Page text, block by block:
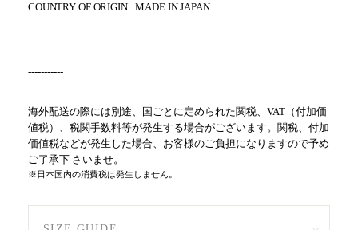
COUNTRY OF ORIGIN : MADE IN JAPAN
-----------
海外配送の際には別途、国ごとに定められた関税、VAT（付加価
値税）、税関手数料等が発生する場合がございます。関税、付加
価値税などが発生した場合、お客様のご負担になりますので予め
ご了承下 さいませ。
※日本国内の消費税は発生しません。